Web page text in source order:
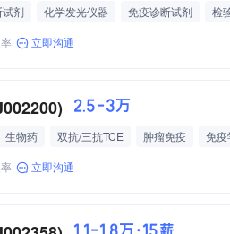
试剂 化学发光仪器 免疫诊断试剂 检
立即沟通
2.5-3万
生物药 双抗/三抗TCE 肿瘤免疫 免疫
立即沟通